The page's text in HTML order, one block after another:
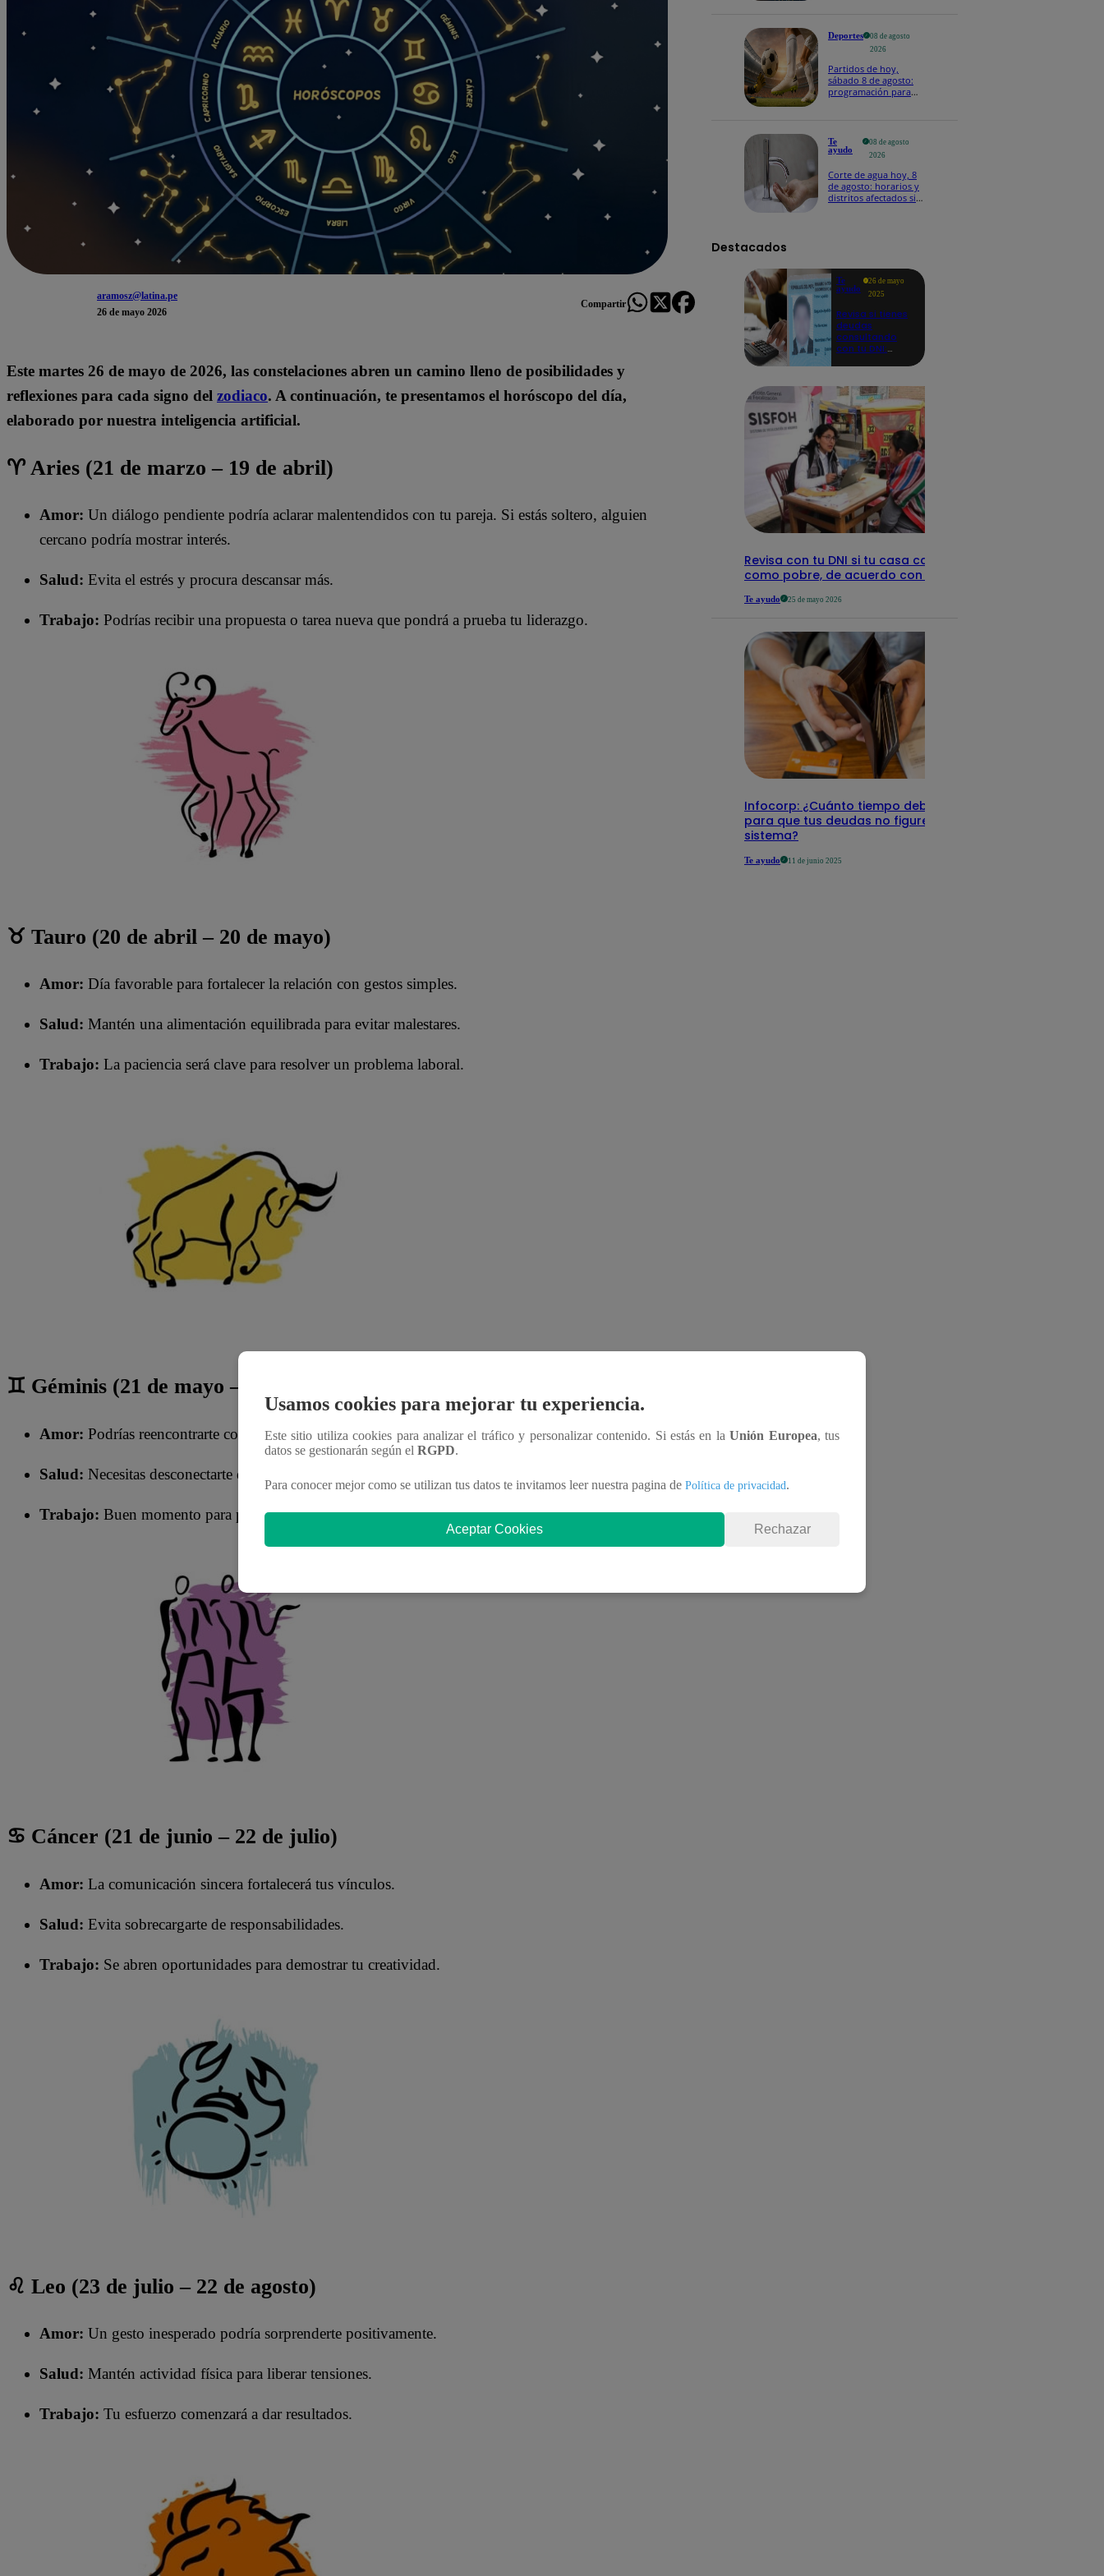
aramosz@latina.pe
26 de mayo 2026
Compartir
Este martes 26 de mayo de 2026, las constelaciones abren un camino lleno de posibilidades y
reflexiones para cada signo del zodiaco. A continuación, te presentamos el horóscopo del día,
elaborado por nuestra inteligencia artificial.
♈ Aries (21 de marzo – 19 de abril)
Amor: Un diálogo pendiente podría aclarar malentendidos con tu pareja. Si estás soltero, alguien
cercano podría mostrar interés.
Salud: Evita el estrés y procura descansar más.
Trabajo: Podrías recibir una propuesta o tarea nueva que pondrá a prueba tu liderazgo.
♉ Tauro (20 de abril – 20 de mayo)
Amor: Día favorable para fortalecer la relación con gestos simples.
Salud: Mantén una alimentación equilibrada para evitar malestares.
Trabajo: La paciencia será clave para resolver un problema laboral.
♊ Géminis (21 de mayo – 20 de junio)
Amor: Podrías reencontrarte con alguien del pasado.
Salud: Necesitas desconectarte de la rutina para recuperar energía.
Trabajo: Buen momento para plantear ideas o iniciar proyectos.
♋ Cáncer (21 de junio – 22 de julio)
Amor: La comunicación sincera fortalecerá tus vínculos.
Salud: Evita sobrecargarte de responsabilidades.
Trabajo: Se abren oportunidades para demostrar tu creatividad.
♌ Leo (23 de julio – 22 de agosto)
Amor: Un gesto inesperado podría sorprenderte positivamente.
Salud: Mantén actividad física para liberar tensiones.
Trabajo: Tu esfuerzo comenzará a dar resultados.
Deportes
08 de agosto
2026
Partidos de hoy,
sábado 8 de agosto:
programación para
Te
ayudo
08 de agosto
2026
Corte de agua hoy, 8
de agosto: horarios y
distritos afectados sin
Destacados
Te
ayudo
26 de mayo
2025
Revisa si tienes
deudas
consultando
con tu DNI:
detalles
Revisa con tu DNI si tu casa califica
como pobre, de acuerdo con el Sisfoh
Te ayudo 25 de mayo 2026
Infocorp: ¿Cuánto tiempo debe pasar
para que tus deudas no figuren en su
sistema?
Te ayudo 11 de junio 2025
Usamos cookies para mejorar tu experiencia.
Este sitio utiliza cookies para analizar el tráfico y personalizar contenido. Si estás en laUnión Europea, tus
datos se gestionarán según el RGPD.
Para conocer mejor como se utilizan tus datos te invitamos leer nuestra pagina de Política de privacidad.
Aceptar Cookies Rechazar